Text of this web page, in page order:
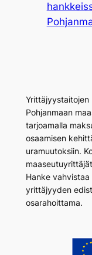
Yrittäjyystaitojen
Pohjanmaan
tarjoamalla
osaamisen
uramuutoksiin.
Hanke
yrittäjyyden
osarahoittama.